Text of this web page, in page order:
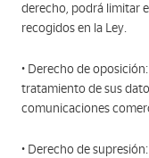
derecho, podrá limitar
recogidos en la Ley.
• Derecho de
tratamiento de sus
comunicaciones
• Derecho de